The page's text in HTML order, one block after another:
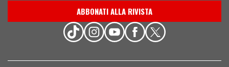
ABBONATI ALLA RIVISTA